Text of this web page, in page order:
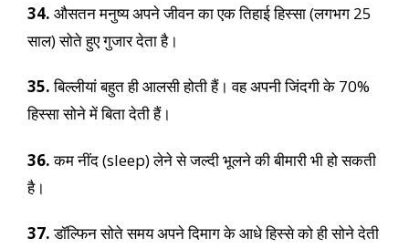
34. औसतन मनुष्य अपने जीवन का एक तिहाई हिस्सा (लगभग 25
साल) सोते हुए गुजार देता है।
35.बिल्लीयां बहुत ही आलसी होती हैं। वह अपनी जिंदगी के 70%
हिस्सा सोने में बिता देती हैं।
36.कम नींद (sleep) लेने से जल्दी भूलने की बीमारी भी हो सकती
है।
37.डॉल्फिन सोते समय अपने दिमाग के आधे हिस्से को ही सोने देती